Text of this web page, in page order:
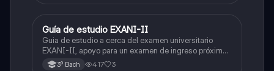
Historia
Guía de estudio EXANI-II
Guia de estudio a cerca del examen universitario
EXANI-II, apoyo para un examen de ingreso próximo
2026.3º Bach 417 3